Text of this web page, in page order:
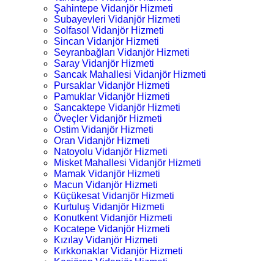
Şahintepe Vidanjör Hizmeti
Subayevleri Vidanjör Hizmeti
Solfasol Vidanjör Hizmeti
Sincan Vidanjör Hizmeti
Seyranbağları Vidanjör Hizmeti
Saray Vidanjör Hizmeti
Sancak Mahallesi Vidanjör Hizmeti
Pursaklar Vidanjör Hizmeti
Pamuklar Vidanjör Hizmeti
Sancaktepe Vidanjör Hizmeti
Öveçler Vidanjör Hizmeti
Ostim Vidanjör Hizmeti
Oran Vidanjör Hizmeti
Natoyolu Vidanjör Hizmeti
Misket Mahallesi Vidanjör Hizmeti
Mamak Vidanjör Hizmeti
Macun Vidanjör Hizmeti
Küçükesat Vidanjör Hizmeti
Kurtuluş Vidanjör Hizmeti
Konutkent Vidanjör Hizmeti
Kocatepe Vidanjör Hizmeti
Kızılay Vidanjör Hizmeti
Kırkkonaklar Vidanjör Hizmeti